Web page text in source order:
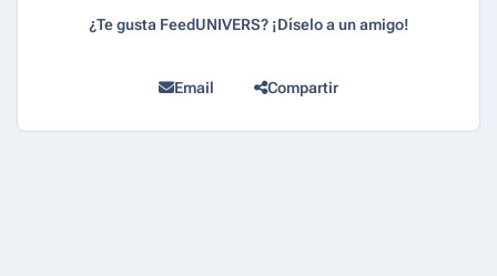
¿Te gusta FeedUNIVERS? ¡Díselo a un amigo!
Email Compartir